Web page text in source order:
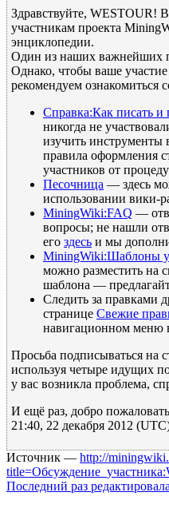
Здравствуйте, WESTOUR!
участникам проекта
энциклопедии.
Один из наших
Однако, чтобы ваше
рекомендуем ознакомиться
Справка:Как писать и
никогда не
изучить инструменты
правила оформления
участников от
Песочница — здесь
использовании вики-
MiningWiki:FAQ —
вопросы; не нашли
его здесь и мы
MiningWiki:Шаблоны
можно разместить на
шаблона —
Следить за правками
странице Свежие
навигационном меню
Просьба подписываться на
используя четыре идущих
у вас возникла проблема,
И ещё раз, добро
21:40, 22 декабря 2012
Источник — http://
Последний раз